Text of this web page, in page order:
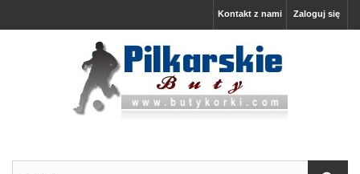
Zaloguj się
Kontakt z nami